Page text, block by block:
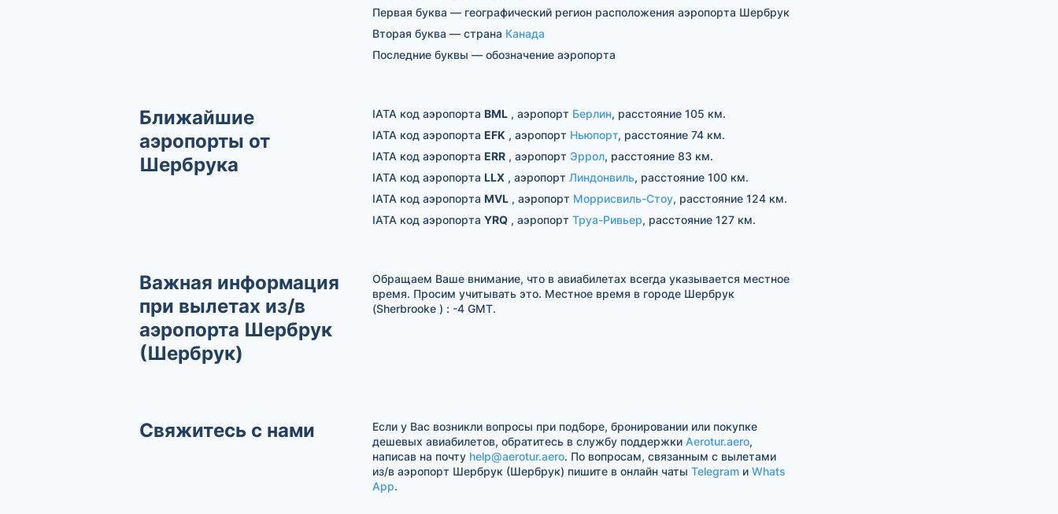
Первая буква — географический регион расположения аэропорта Шербрук
Вторая буква — страна Канада
Последние буквы — обозначение аэропорта
Ближайшие
аэропорты от
Шербрука
IATA код аэропорта BML, аэропорт Берлин, расстояние 105 км.
IATA код аэропорта EFK , аэропорт Ньюпорт, расстояние 74 км.
IATA код аэропорта ERR, аэропорт Эррол, расстояние 83 км.
IATA код аэропорта LLX, аэропорт Линдонвиль, расстояние 100 км.
IATA код аэропорта MVL, аэропорт Моррисвиль-Стоу, расстояние 124 км.
IATA код аэропорта YRQ, аэропорт Труа-Ривьер, расстояние 127 км.
Важная информация
при вылетах из/в
аэропорта Шербрук
(Шербрук)
Обращаем Ваше внимание, что в авиабилетах всегда указывается местное
время. Просим учитывать это. Местное время в городе Шербрук
(Sherbrooke ) : -4 GMT.
Свяжитесь с нами
Если у Вас возникли вопросы при подборе, бронировании или покупке
дешевых авиабилетов, обратитесь в службу поддержки Aerotur.aero,
написав на почту help@aerotur.aero. По вопросам, связанным с вылетами
из/в аэропорт Шербрук (Шербрук) пишите в онлайн чаты Telegramи Whats
App.